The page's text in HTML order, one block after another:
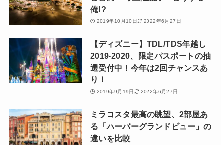
俺!?
2019年10月10日 2022年6月27日
【ディズニー】TDL/TDS年越し
2019-2020、限定パスポートの抽
選受付中！今年は2回チャンスあ
り！
2019年9月19日 2022年6月27日
ミラコスタ最高の眺望、2部屋あ
る「ハーバーグランドビュー」の
違いを比較